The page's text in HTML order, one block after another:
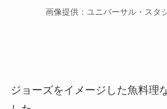
画像提供：ユニバーサル・スタ
ジョーズをイメージした魚料理